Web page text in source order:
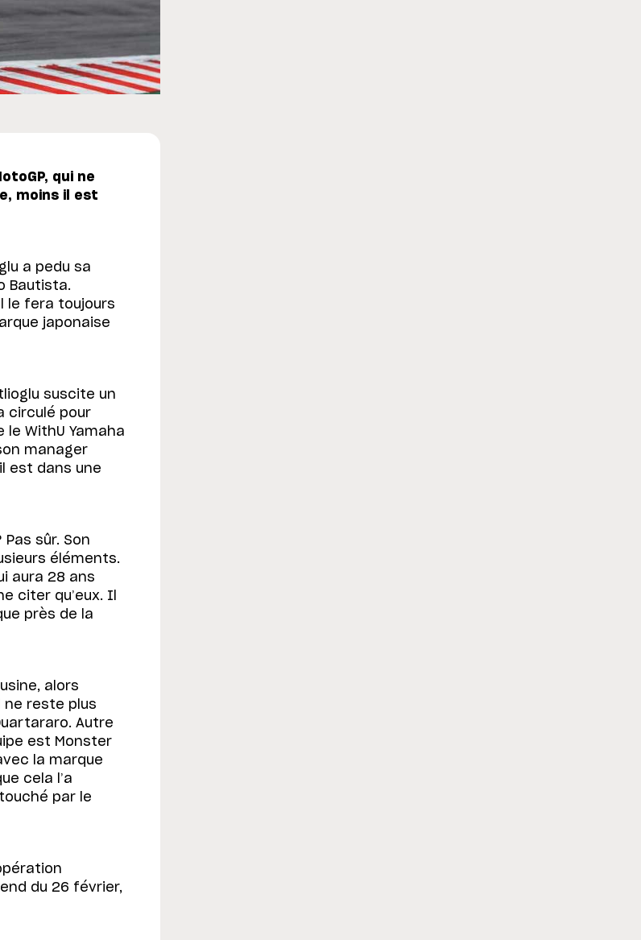
qui ne
moins il est
a pedu sa
Bautista.
le fera toujours
japonaise
suscite un
circulé pour
WithU Yamaha
manager
est dans une
sûr. Son
éléments.
aura 28 ans
citer qu’eux. Il
près de la
alors
ne reste plus
Autre
est Monster
la marque
cela l’a
par le
du 26 février,